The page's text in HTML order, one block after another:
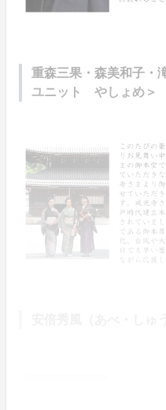
重森三果・森美和子・
ユニット やしょめ＞